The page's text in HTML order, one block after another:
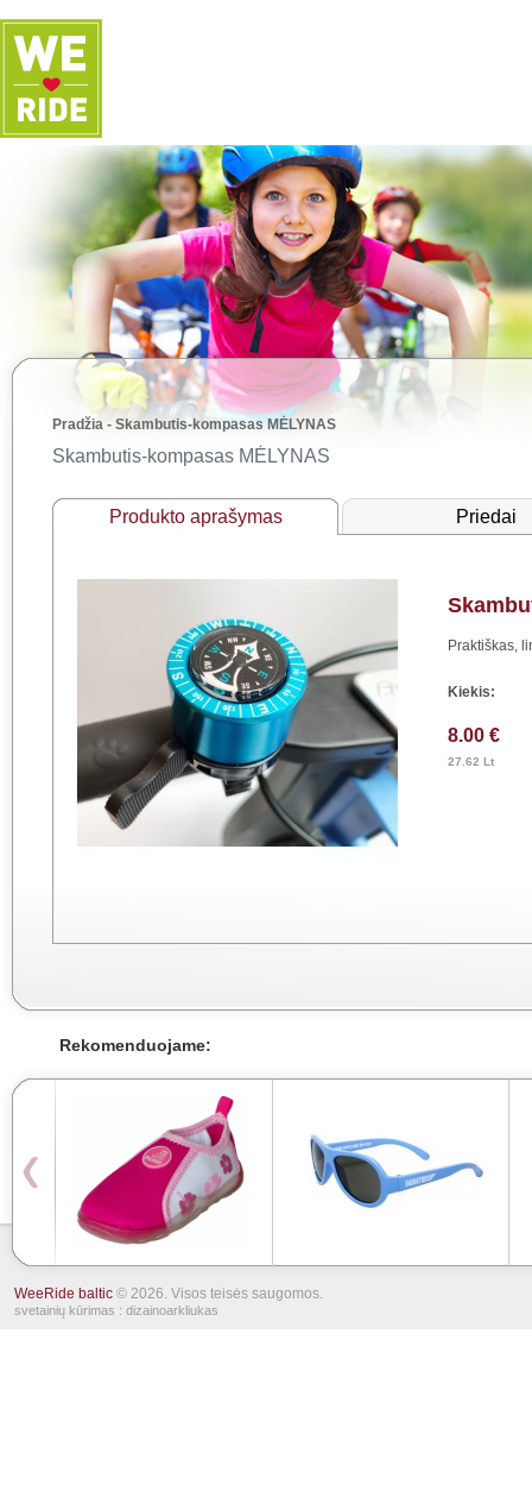
Pradžia - Skambutis-kompasas MĖLYNAS
Skambutis-kompasas MĖLYNAS
Produkto aprašymas Priedai
Praktiškas,
Kiekis:
8.00 €
27.62 Lt
Rekomenduojame:
WeeRide baltic © 2026. Visos teisės saugomos.
svetainių kūrimas : dizainoarkliukas